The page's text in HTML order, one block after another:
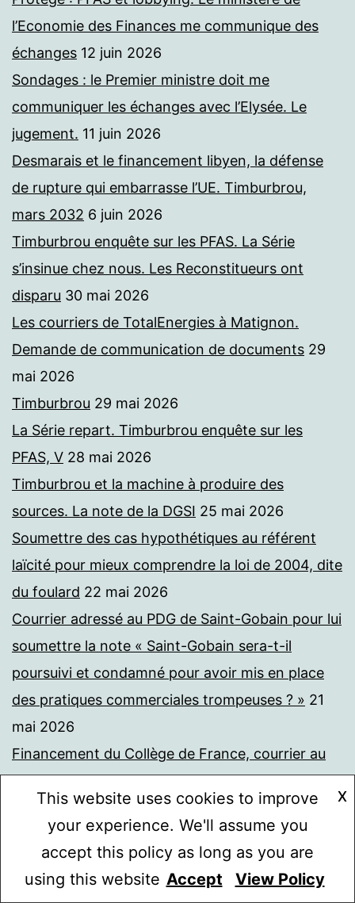
l’Economie des Finances me communique des
échanges 12 juin 2026
Sondages : le Premier ministre doit me
communiquer les échanges avec l’Elysée. Le
jugement. 11 juin 2026
Desmarais et le financement libyen, la défense
de rupture qui embarrasse l’UE. Timburbrou,
mars 2032 6 juin 2026
Timburbrou enquête sur les PFAS. La Série
s’insinue chez nous. Les Reconstitueurs ont
disparu 30 mai 2026
Les courriers de TotalEnergies à Matignon.
Demande de communication de documents 29
mai 2026
Timburbrou 29 mai 2026
La Série repart. Timburbrou enquête sur les
PFAS, V 28 mai 2026
Timburbrou et la machine à produire des
sources. La note de la DGSI 25 mai 2026
Soumettre des cas hypothétiques au référent
laïcité pour mieux comprendre la loi de 2004, dite
du foulard 22 mai 2026
Courrier adressé au PDG de Saint-Gobain pour lui
soumettre la note « Saint-Gobain sera-t-il
poursuivi et condamné pour avoir mis en place
des pratiques commerciales trompeuses ? » 21
mai 2026
Financement du Collège de France, courrier au
ministre Baptiste, II 21 mai 2026
Carta abierta de un docente francés a Salvatore
Mancuso. AUC, Chiquita Brands e Israel.
18 mai
2026
La partialité d’un tribunal. Retour sur un jugement
This website uses cookies to improve
your experience. We'll assume you
accept this policy as long as you are
using this website
X
Accept View Policy
Mode sombre :